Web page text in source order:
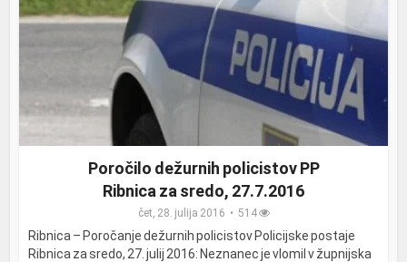
Poročilo dežurnih policistov PP
Ribnica za sredo, 27.7.2016
čet, 28. julija 2016 514
Ribnica – Poročanje dežurnih policistov Policijske postaje
Ribnica za sredo, 27. julij 2016: Neznanec je vlomil v župnijska